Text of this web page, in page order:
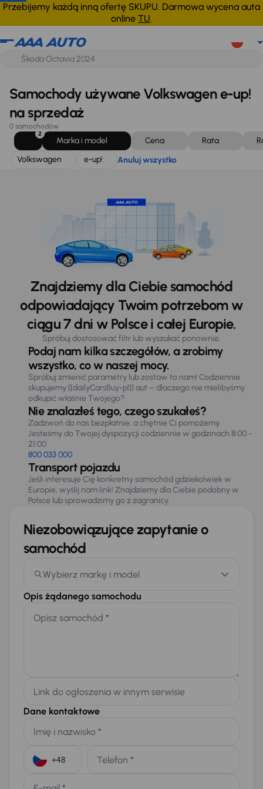
Przebijemy każdą inną ofertę SKUPU. Darmowa wycena auta
online TU.
Volkswagen e-up! Anuluj wszystko
Samochody używane Volkswagen e-up!
na sprzedaż
0 samochodów
2
Marka i model Cena Rata
Volkswagen
e-up! Anuluj wszystko
Znajdziemy dla Ciebie samochód
odpowiadający Twoim potrzebom w
ciągu 7 dni w Polsce i całej Europie.
Spróbuj dostosować filtr lub wyszukać ponownie.
Podaj nam kilka szczegółów, a zrobimy
wszystko, co w naszej mocy.
Spróbuj zmienić parametry lub zostaw to nam! Codziennie
skupujemy [[dailyCarsBuy-pl]] aut – dlaczego nie mielibyśmy
odkupić właśnie Twojego?
Nie znalazłeś tego, czego szukałeś?
Zadzwoń do nas bezpłatnie, a chętnie Ci pomożemy.
Jesteśmy do Twojej dyspozycji codziennie w godzinach 8:00 -
21:00
800 033 000
Transport pojazdu
Jeśli interesuje Cię konkretny samochód gdziekolwiek w
Europie, wyślij nam link! Znajdziemy dla Ciebie podobny w
Polsce lub sprowadzimy go z zagranicy.
Niezobowiązujące zapytanie o
samochód
Wybierz markę i model
Opis żądanego samochodu
Opisz samochód *
Link do ogłoszenia w innym serwisie
Dane kontaktowe
Imię i nazwisko *
Telefon *